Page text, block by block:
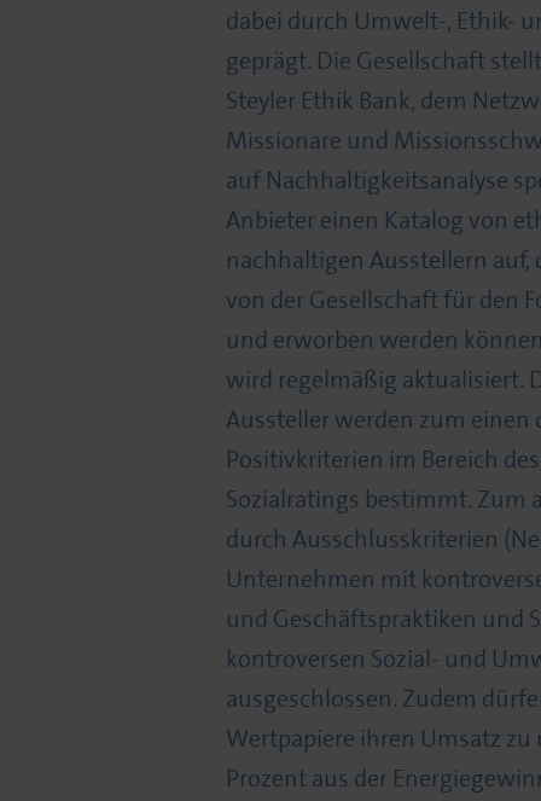
dabei durch Umwelt-, Ethik-
geprägt. Die Gesellschaft
Steyler Ethik Bank, dem
Missionare und
auf Nachhaltigkeitsanalyse
Anbieter einen Katalog von
nachhaltigen Ausstellern auf,
von der Gesellschaft für den
und erworben werden
wird regelmäßig aktualisiert.
Aussteller werden zum einen
Positivkriterien im Bereich
Sozialratings bestimmt. Zum
durch Ausschlusskriterien
Unternehmen mit
und Geschäftspraktiken und
kontroversen Sozial- und
ausgeschlossen. Zudem
Wertpapiere ihren Umsatz zu
Prozent aus der